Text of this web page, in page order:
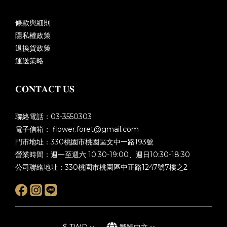
條款與細則
隱私權政策
退換貨政策
運送策略
𝐂𝐎𝐍𝐓𝐀𝐂𝐓 𝐔𝐒
聯絡電話：03-3550303
電子信箱： flower.foret@gmail.com
門市地址：330桃園市桃園區文中一路193號
營業時間：週一至週六 10:30-19:00、週日10:30-18:30
公司聯絡地址：330桃園市桃園區中正路1247號7樓之2